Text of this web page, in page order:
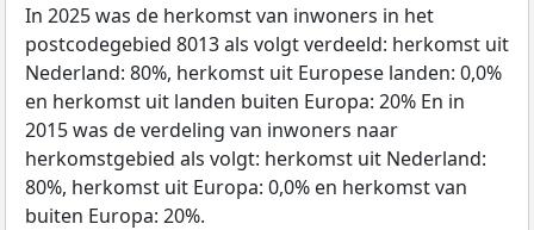
In 2025 was de herkomst van inwoners in het
postcodegebied 8013 als volgt verdeeld: herkomst uit
Nederland: 80%, herkomst uit Europese landen: 0,0%
en herkomst uit landen buiten Europa: 20% En in
2015 was de verdeling van inwoners naar
herkomstgebied als volgt: herkomst uit Nederland:
80%, herkomst uit Europa: 0,0% en herkomst van
buiten Europa: 20%.